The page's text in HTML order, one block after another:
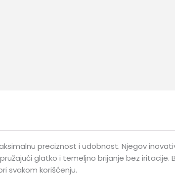
preciznost i udobnost. Njegov
glatko i temeljno brijanje bez iritacije.
svakom korišćenju.